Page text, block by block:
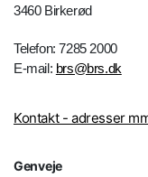
3460 Birkerød
Telefon: 7285 2000
E-mail: brs@brs.dk
Kontakt - adresser
Genveje